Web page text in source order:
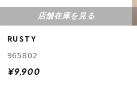
店舗在庫を見る
RUSTY
965802
¥9,900